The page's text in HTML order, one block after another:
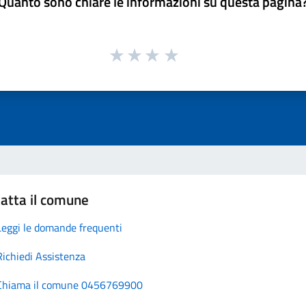
il comune
le domande frequenti
Assistenza
il comune 0456769900